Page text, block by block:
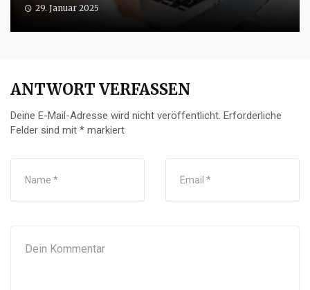
29. Januar 2025
ANTWORT VERFASSEN
Deine E-Mail-Adresse wird nicht veröffentlicht. Erforderliche
Felder sind mit * markiert